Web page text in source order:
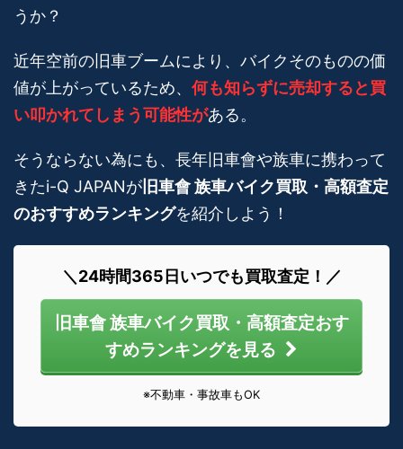
うか？
近年空前の旧車ブームにより、バイクそのものの価
値が上がっているため、 何も知らずに売却すると買
い叩かれてしまう可能性がある。
そうならない為にも、長年旧車會や族車に携わって
きたi-Q JAPANが 旧車會 族車バイク買取・高額査定
のおすすめランキングを紹介しよう！
＼24時間365日いつでも買取査定！／
旧車會 族車バイク買取・高額査定おす
すめランキングを見る
※不動車・事故車もOK